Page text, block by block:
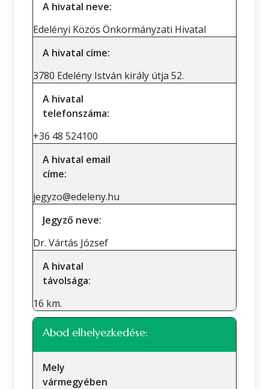
A hivatal neve:
Edelényi Közös Önkormányzati Hivatal
A hivatal címe:
3780 Edelény István király útja 52.
A hivatal
telefonszáma:
+36 48 524100
A hivatal email
címe:
jegyzo@edeleny.hu
Jegyző neve:
Dr. Vártás József
A hivatal
távolsága:
16 km.
Abod elhelyezkedése:
Mely
vármegyében